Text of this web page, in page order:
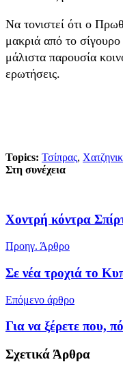
Να τονιστεί ότι ο
μακριά από το
μάλιστα παρουσία
ερωτήσεις.
Topics: Τσίπρας,
Στη συνέχεια
Χοντρή κόντρα
Προηγ. Άρθρο
Σε νέα τροχιά το
Επόμενο άρθρο
Για να ξέρετε που,
Σχετικά Άρθρα